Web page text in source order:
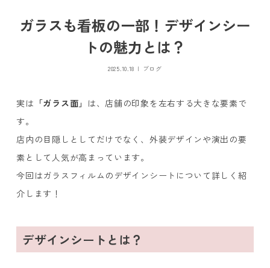
ガラスも看板の一部！デザインシー
トの魅力とは？
2025.10.18 ブログ
実は 「ガラス面」 は、店舗の印象を左右する大きな要素で
す。
店内の目隠しとしてだけでなく、外装デザインや演出の要
素として人気が高まっています。
今回はガラスフィルムのデザインシートについて詳しく紹
介します！
デザインシートとは？